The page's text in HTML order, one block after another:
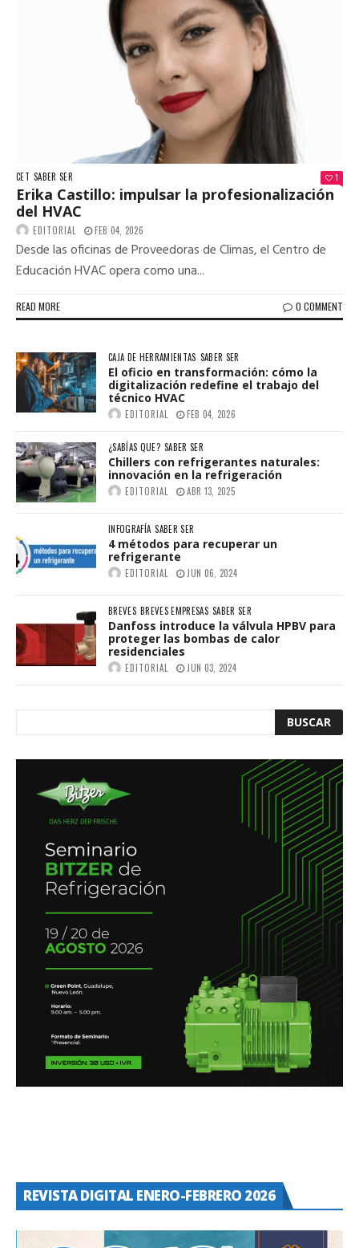
CET SABER SER 1
Erika Castillo: impulsar la profesionalización
del HVAC
EDITORIAL FEB 04, 2026
Desde las oficinas de Proveedoras de Climas, el Centro de
Educación HVAC opera como una...
READ MORE 0 COMMENT
CAJA DE HERRAMIENTAS SABER SER
El oficio en transformación: cómo la
digitalización redefine el trabajo del
técnico HVAC
EDITORIAL FEB 04, 2026
¿SABÍAS QUE? SABER SER
Chillers con refrigerantes naturales:
innovación en la refrigeración
EDITORIAL ABR 13, 2025
INFOGRAFÍA SABER SER
4 métodos para recuperar un
refrigerante
EDITORIAL JUN 06, 2024
BREVES BREVES EMPRESAS SABER SER
Danfoss introduce la válvula HPBV para
proteger las bombas de calor
residenciales
EDITORIAL JUN 03, 2024
REVISTA DIGITAL ENERO-FEBRERO 2026